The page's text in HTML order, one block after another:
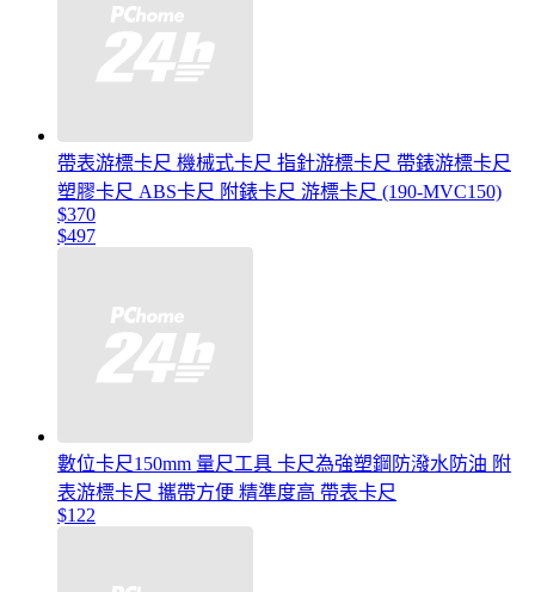
帶表游標卡尺 機械式卡尺 指針游標卡尺 帶錶游標卡尺
塑膠卡尺 ABS卡尺 附錶卡尺 游標卡尺 (190-MVC150)
$370
$497
數位卡尺150mm 量尺工具 卡尺為強塑鋼防潑水防油 附
表游標卡尺 攜帶方便 精準度高 帶表卡尺
$122